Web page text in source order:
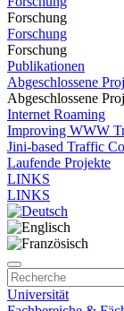
Forschung
Forschung
Forschung
Publikationen
Abgeschlossene
Abgeschlossene
Internet Roaming
Improving WWW
Jini-based Traffic
Laufende Projekte
LINKS
LINKS
Universität